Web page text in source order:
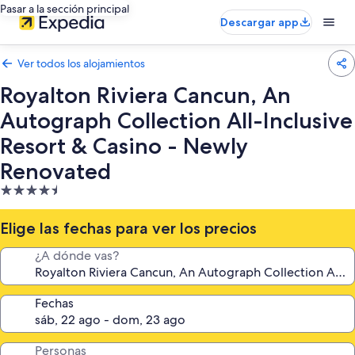
Pasar a la sección principal
Descargar app
Ver todos los alojamientos
Royalton Riviera Cancun, An
Autograph Collection All-Inclusive
Resort & Casino - Newly
Renovated
Alojamiento
de
4.5 estrellas
Elige las fechas para ver los precios
¿A dónde vas?
Fechas
Personas